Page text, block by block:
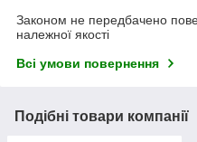
Законом не передбачено
належної якості
Всі умови повернення
Подібні товари компанії